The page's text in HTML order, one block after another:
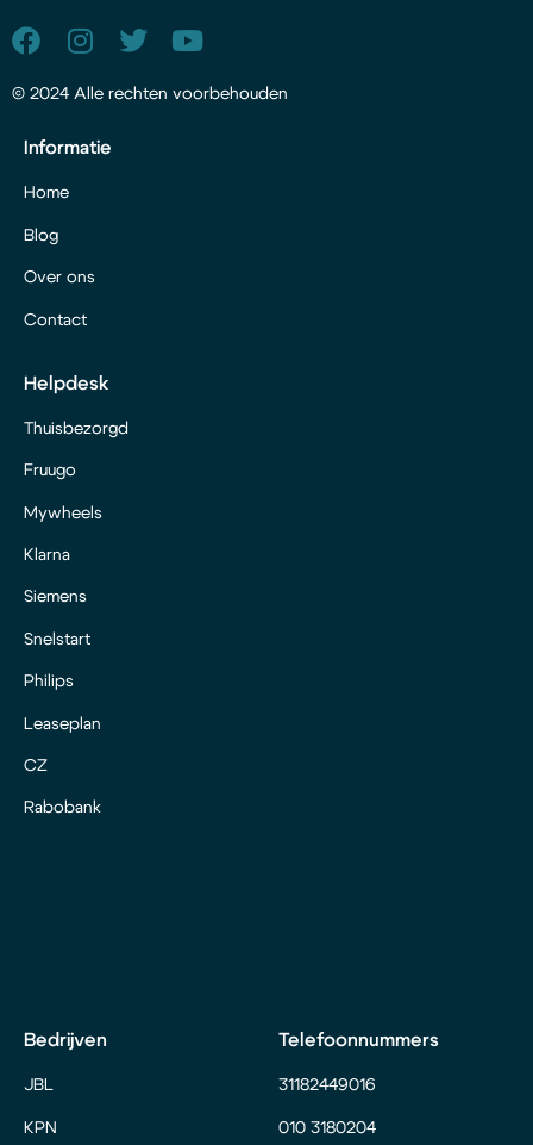
© 2024 Alle rechten voorbehouden
Informatie
Home
Blog
Over ons
Contact
Helpdesk
Thuisbezorgd
Fruugo
Mywheels
Klarna
Siemens
Snelstart
Philips
Leaseplan
CZ
Rabobank
Bedrijven
JBL
KPN
Telefoonnummers
31182449016
010 3180204